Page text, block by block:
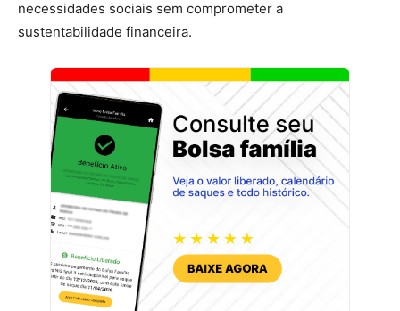
necessidades sociais sem comprometer a
sustentabilidade financeira.